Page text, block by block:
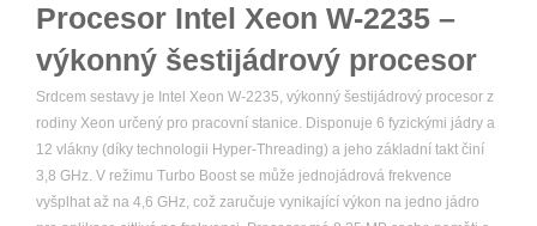
Procesor Intel Xeon W-2235 –
výkonný šestijádrový procesor
Srdcem sestavy je Intel Xeon W-2235, výkonný šestijádrový procesor z
rodiny Xeon určený pro pracovní stanice. Disponuje 6 fyzickými jádry a
12 vlákny (díky technologii Hyper-Threading) a jeho základní takt činí
3,8 GHz. V režimu Turbo Boost se může jednojádrová frekvence
vyšplhat až na 4,6 GHz, což zaručuje vynikající výkon na jedno jádro